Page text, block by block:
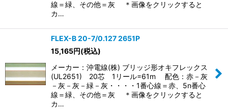
線＝緑、その他＝灰 ＊画像をクリックすると
カ…
FLEX-B 20-7/0.127 2651P
15,165円(税込)
メーカー：沖電線(株) ブリッジ形オキフレックス
(UL2651) 20芯 1リール=61m 配色：赤－灰
－灰－灰－緑－灰・・・・1番心線＝赤、5n番心
線＝緑、その他＝灰 ＊画像をクリックすると
カ…